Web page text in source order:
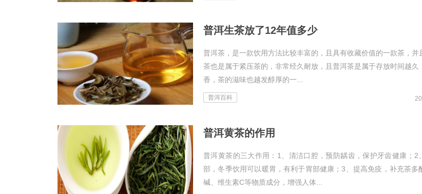
普洱生茶放了12年值多少
普洱茶，是一款饮用方法比较丰富的，且具有收藏价值的一款茶，并
茶也是属于紧压茶的，非常经久耐放，且普洱茶是属于存放时间越久
香，茶的滋味也越发醇厚的一...
普洱百科
普洱黄茶的作用
普洱黄茶的三大作用：1、清洁口腔，预防龋齿，保护牙齿健康；2
部，冬季饮用可以暖胃，有利于胃部健康；3、提高免疫，补充茶多
碱、维生素C等物质成分，增强人体...